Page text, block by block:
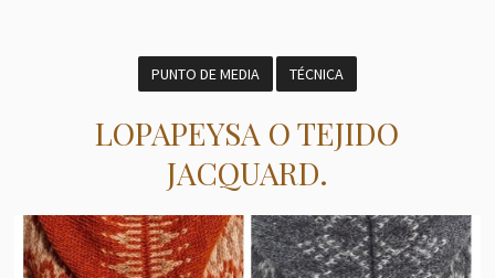
PUNTO DE MEDIA TÉCNICA
LOPAPEYSA O TEJIDO
JACQUARD.